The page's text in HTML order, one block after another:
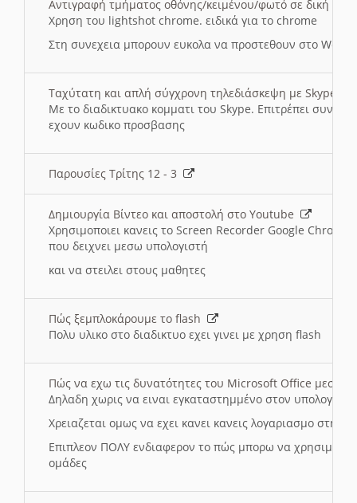
Αντιγραφή τμήματος οθόνης/κειμένου/φωτό σε δική
Χρηση του lightshot chrome. ειδικά για το chrome
Στη συνεχεια μπορουν ευκολα να προστεθουν στο Word
Ταχύτατη και απλή σύγχρονη τηλεδιάσκεψη με Skype
Με το διαδικτυακο κομματι του Skype. Επιτρέπει
εχουν κωδικο προσβασης
Παρουσίες Τρίτης 12 - 3
Δημιουργία Βίντεο και αποστολή στο Youtube
Χρησιμοποιει κανεις το Screen Recorder Google Chrome
που δειχνει μεσω υπολογιστή
και να στειλει στους μαθητες
Πώς ξεμπλοκάρουμε το flash
Πολυ υλικο στο διαδικτυο εχει γινει με χρηση flash
Πώς να εχω τις δυνατότητες του Microsoft Office μεσω
Δηλαδη χωρις να ειναι εγκαταστημμένο στον
Χρειαζεται ομως να εχει κανει κανεις λογαριασμο στη
Επιπλεον ΠΟΛΥ ενδιαφερον το πώς μπορω να
ομάδες